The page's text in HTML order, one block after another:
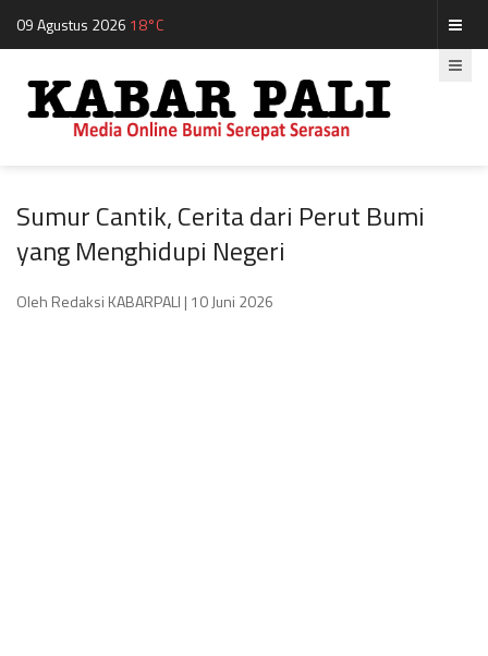
09 Agustus 2026 18°C
Sumur Cantik, Cerita dari Perut Bumi
yang Menghidupi Negeri
Oleh Redaksi KABARPALI | 10 Juni 2026